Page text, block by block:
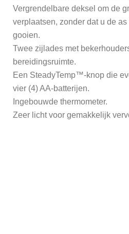
Vergrendelbare deksel om de
verplaatsen, zonder dat u de
gooien.
Twee zijlades met
bereidingsruimte.
Een SteadyTemp™-knop die
vier (4) AA-batterijen.
Ingebouwde thermometer.
Zeer licht voor gemakkelijk